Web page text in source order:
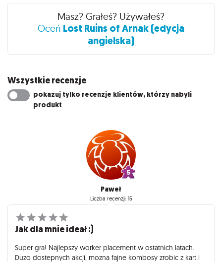
Masz? Grałeś? Używałeś?
Oceń Lost Ruins of Arnak (edycja
angielska)
Wszystkie recenzje
pokazuj tylko recenzje klientów, którzy nabyli
produkt
Paweł
Liczba recenzji: 15
Jak dla mnie ideał :)
Super gra! Najlepszy worker placement w ostatnich latach.
Duzo dostepnych akcji, mozna fajne kombosy zrobic z kart i